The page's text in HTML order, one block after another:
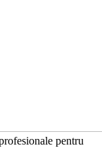
pentru